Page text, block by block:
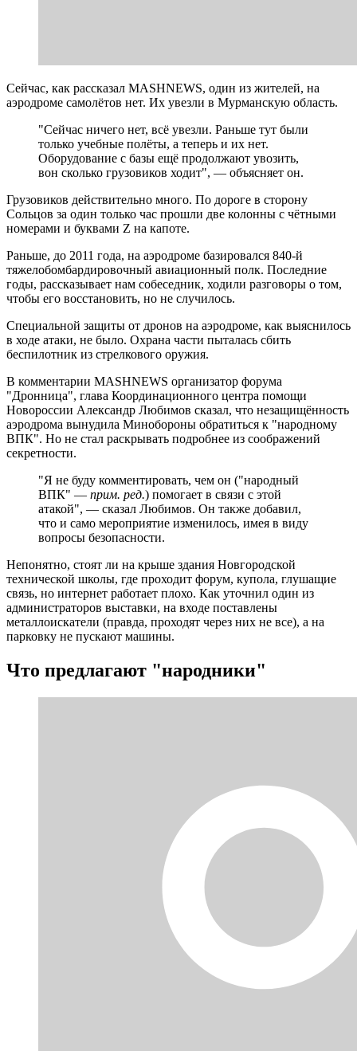
Сейчас, как рассказал MASHNEWS, один из жителей, на
аэродроме самолётов нет. Их увезли в Мурманскую область.
"Сейчас ничего нет, всё увезли. Раньше тут были
только учебные полёты, а теперь и их нет.
Оборудование с базы ещё продолжают увозить,
вон сколько грузовиков ходит", — объясняет он.
Грузовиков действительно много. По дороге в сторону
Сольцов за один только час прошли две колонны с чётными
номерами и буквами Z на капоте.
Раньше, до 2011 года, на аэродроме базировался 840-й
тяжелобомбардировочный авиационный полк. Последние
годы, рассказывает нам собеседник, ходили разговоры о том,
чтобы его восстановить, но не случилось.
Специальной защиты от дронов на аэродроме, как выяснилось
в ходе атаки, не было. Охрана части пыталась сбить
беспилотник из стрелкового оружия.
В комментарии MASHNEWS организатор форума
"Дронница", глава Координационного центра помощи
Новороссии Александр Любимов сказал, что незащищённость
аэродрома вынудила Минобороны обратиться к "народному
ВПК". Но не стал раскрывать подробнее из соображений
секретности.
"Я не буду комментировать, чем он ("народный
ВПК" — прим. ред.) помогает в связи с этой
атакой", — сказал Любимов. Он также добавил,
что и само мероприятие изменилось, имея в виду
вопросы безопасности.
Непонятно, стоят ли на крыше здания Новгородской
технической школы, где проходит форум, купола, глушащие
связь, но интернет работает плохо. Как уточнил один из
администраторов выставки, на входе поставлены
металлоискатели (правда, проходят через них не все), а на
парковку не пускают машины.
Что предлагают "народники"